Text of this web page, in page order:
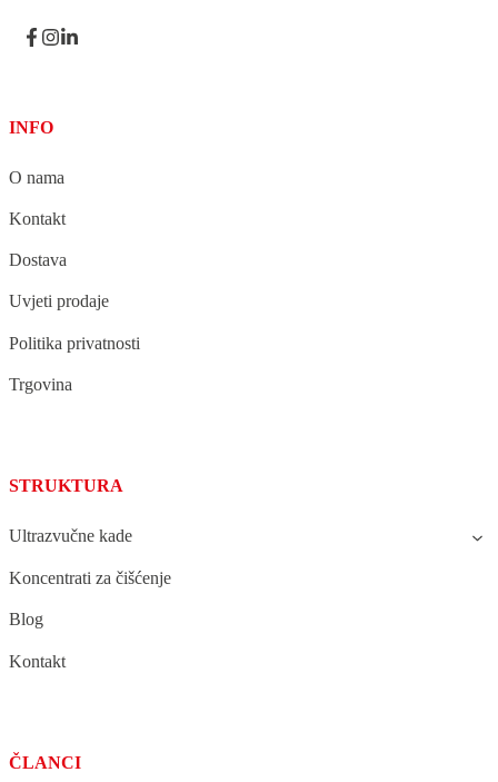
INFO
O nama
Kontakt
Dostava
Uvjeti prodaje
Politika privatnosti
Trgovina
STRUKTURA
Ultrazvučne kade
Koncentrati za čišćenje
Blog
Kontakt
ČLANCI